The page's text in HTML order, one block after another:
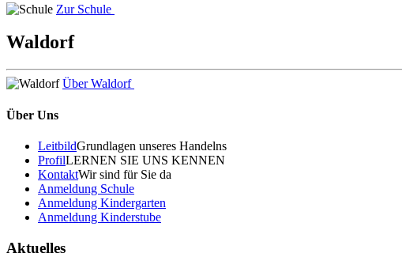
Zur Schule
Waldorf
Über Waldorf
Über Uns
LeitbildGrundlagen unseres Handelns
ProfilLERNEN SIE UNS KENNEN
KontaktWir sind für Sie da
Anmeldung Schule
Anmeldung Kindergarten
Anmeldung Kinderstube
Aktuelles